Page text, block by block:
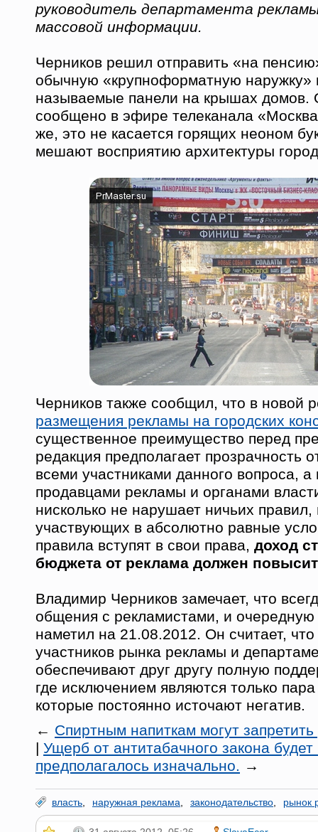
руководитель департамента
массовой информации.
Черников решил отправить «на
обычную «крупноформатную наружку»
называемые панели на крышах домов.
сообщено в эфире телеканала
же, это не касается горящих неоном
мешают восприятию архитектуры
Черников также сообщил, что в новой
размещения рекламы на городских
существенное преимущество перед
редакция предполагает прозрачность
всеми участниками данного вопроса,
продавцами рекламы и органами
нисколько не нарушает ничьих правил,
участвующих в абсолютно равные
правила вступят в свои права, доход
бюджета от реклама должен
Владимир Черников замечает, что
общения с рекламистами, и очередную
наметил на 21.08.2012. Он считает,
участников рынка рекламы и
обеспечивают друг другу полную
где исключением являются только
которые постоянно источают негатив.
← Спиртным напиткам могут
| Ущерб от антитабачного закона
предполагалось изначально. →
власть наружная реклама законодательство рынок